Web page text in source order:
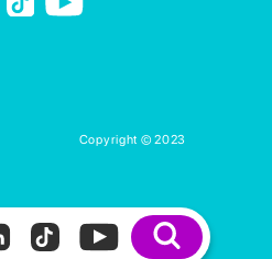
Copyright © 2023